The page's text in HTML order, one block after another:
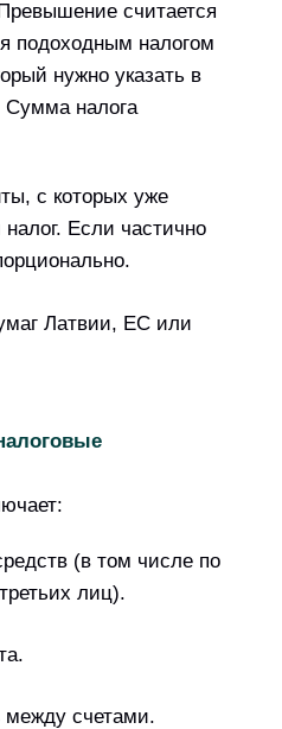
считается
подоходным налогом
нужно указать в
Сумма налога
с которых уже
Если частично
Латвии, ЕС или
(в том числе по
лиц).
между счетами.